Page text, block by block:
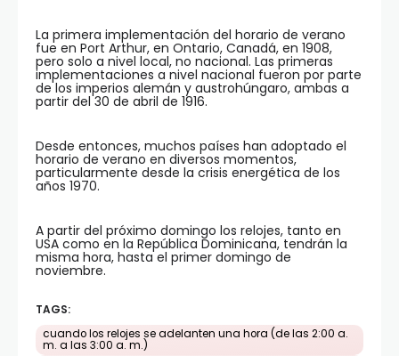
La primera implementación del horario de verano
fue en Port Arthur, en Ontario, Canadá, en 1908,
pero solo a nivel local, no nacional. Las primeras
implementaciones a nivel nacional fueron por parte
de los imperios alemán y austrohúngaro, ambas a
partir del 30 de abril de 1916.
Desde entonces, muchos países han adoptado el
horario de verano en diversos momentos,
particularmente desde la crisis energética de los
años 1970.
A partir del próximo domingo los relojes, tanto en
USA como en la República Dominicana, tendrán la
misma hora, hasta el primer domingo de
noviembre.
TAGS:
cuando los relojes se adelanten una hora (de las 2:00 a.
m. a las 3:00 a. m.)